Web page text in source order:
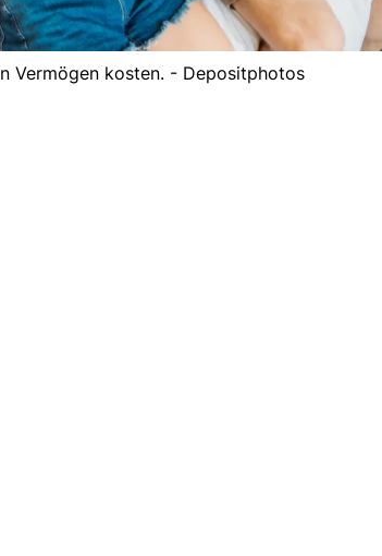
Vermögen kosten. - Depositphotos